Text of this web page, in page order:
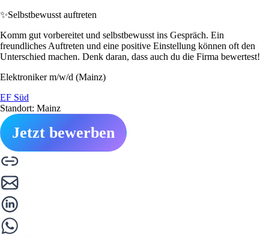
✨Selbstbewusst auftreten
Komm gut vorbereitet und selbstbewusst ins Gespräch. Ein
freundliches Auftreten und eine positive Einstellung können oft den
Unterschied machen. Denk daran, dass auch du die Firma bewertest!
Elektroniker m/w/d (Mainz)
EF Süd
Standort: Mainz
Jetzt bewerben